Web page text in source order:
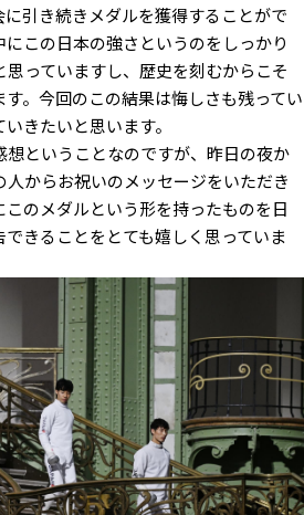
引き続きメダルを獲得することがで
この日本の強さというのをしっかり
っていますし、歴史を刻むからこそ
。今回のこの結果は悔しさも残ってい
きたいと思います。
ということなのですが、昨日の夜か
人からお祝いのメッセージをいただき
のメダルという形を持ったものを日
きることをとても嬉しく思っていま